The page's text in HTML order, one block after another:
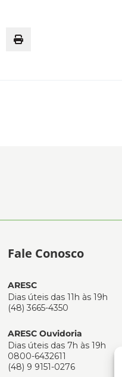
Fale Conosco
ARESC
Dias úteis das 11h às 19h
(48) 3665-4350
ARESC Ouvidoria
Dias úteis das 7h às 19h
0800-6432611
(48) 9 9151-0276